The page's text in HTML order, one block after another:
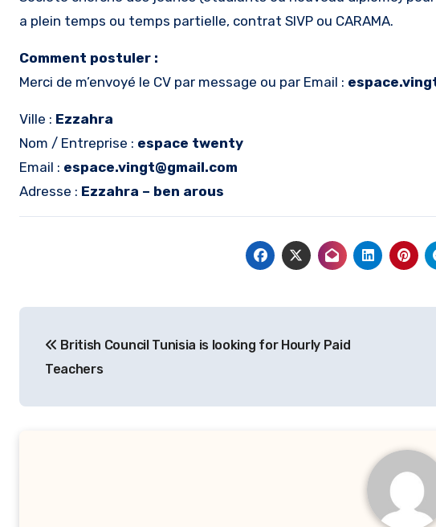
a plein temps ou temps partielle, contrat SIVP ou CARAMA.
Comment postuler :
Merci de m’envoyé le CV par message ou par Email :
Ville : Ezzahra
Nom / Entreprise : espace twenty
Email : espace.vingt@gmail.com
Adresse : Ezzahra – ben arous
de
British Council Tunisia is looking for Hourly Paid
Teachers